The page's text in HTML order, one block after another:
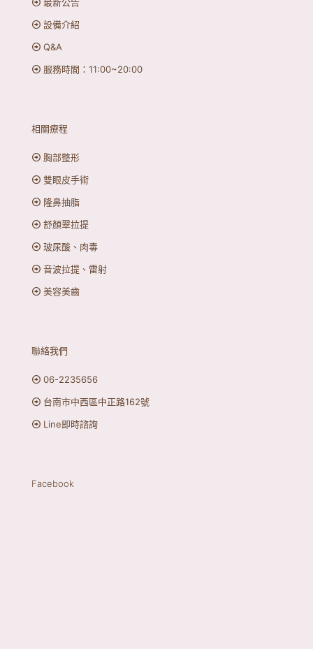
設備介紹
Q&A
服務時間：11:00~20:00
相關療程
胸部整形
雙眼皮手術
隆鼻抽脂
舒顏翠拉提
玻尿酸、肉毒
音波拉提、雷射
美容美齒
聯絡我們
06-2235656
台南市中西區中正路162號
Line即時諮詢
Facebook